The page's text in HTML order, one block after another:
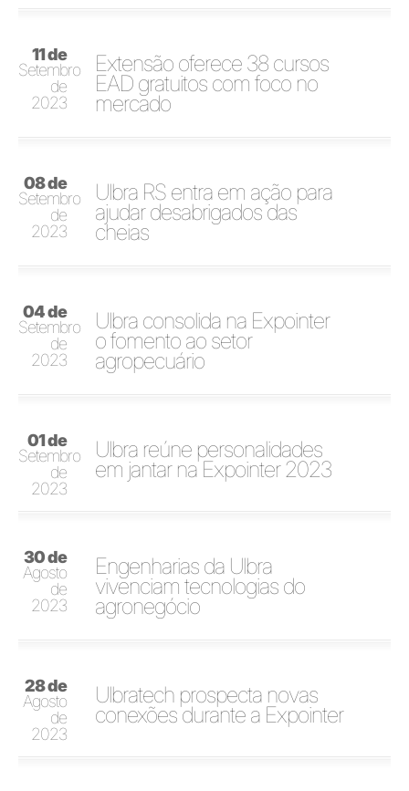
11 de
Setembro
de
2023
Extensão oferece 38 cursos
EAD gratuitos com foco no
mercado
08 de
Setembro
de
2023
Ulbra RS entra em ação para
ajudar desabrigados das
cheias
04 de
Setembro
de
2023
Ulbra consolida na Expointer
o fomento ao setor
agropecuário
01 de
Setembro
de
2023
Ulbra reúne personalidades
em jantar na Expointer 2023
30 de
Agosto
de
2023
Engenharias da Ulbra
vivenciam tecnologias do
agronegócio
28 de
Agosto
de
2023
Ulbratech prospecta novas
conexões durante a Expointer